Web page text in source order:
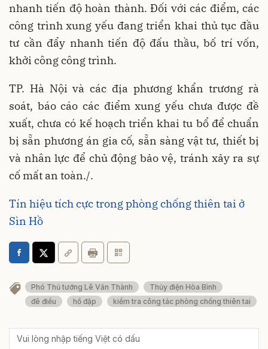
nhanh tiến độ hoàn thành. Đối với các điểm, các
công trình xung yếu đang triển khai thủ tục đầu
tư cần đẩy nhanh tiến độ đấu thầu, bố trí vốn,
khởi công công trình.
TP. Hà Nội và các địa phương khẩn trương rà
soát, báo cáo các điểm xung yếu chưa được đề
xuất, chưa có kế hoạch triển khai tu bổ để chuẩn
bị sẵn phương án gia cố, sẵn sàng vật tư, thiết bị
và nhân lực để chủ động bảo vệ, tránh xảy ra sự
cố mất an toàn./.
Tín hiệu tích cực trong phòng chống thiên tai ở
Sìn Hồ
Phó Thủ tướng Lê Văn Thành
Thủy điện Hòa Bình
đê điều
hồ đập kiểm tra công tác phòng chống thiên tai